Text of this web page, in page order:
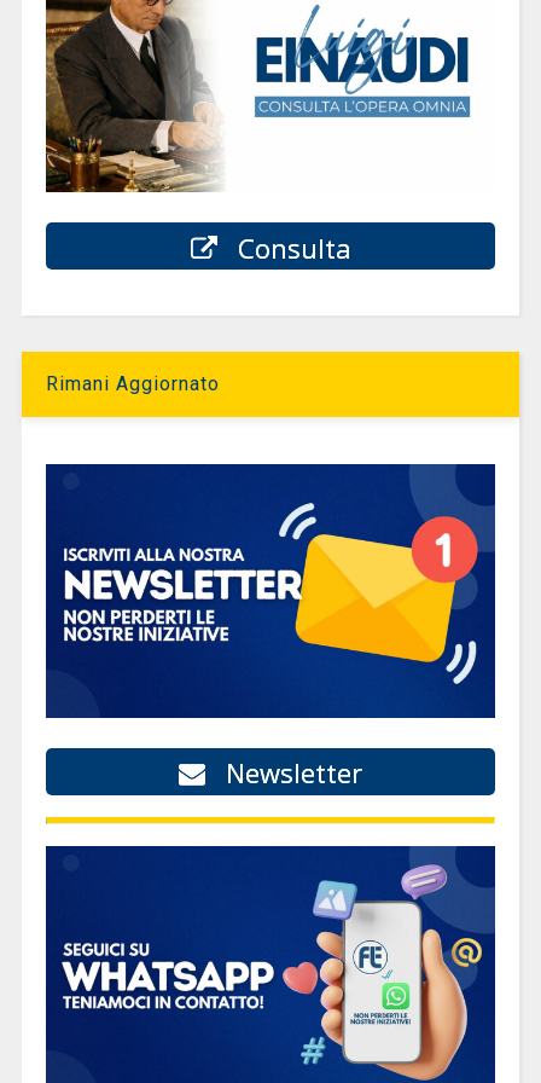
Consulta
Rimani Aggiornato
Newsletter